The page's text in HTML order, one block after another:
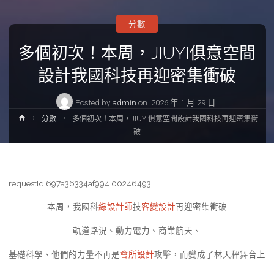
多個初次！本周，JIUYI俱意空間
設計我國科技再迎密集衝破
Posted by admin on 2026 年 1 月 29 日
分數
Home分數
多個初次！本周，JIUYI俱意空間設計我國科技再迎密集衝
破
requestId:697a36334af994.00246493.
本周，我國科綠設計師技客變設計再迎密集衝破
軌道路況、動力電力、商業航天、
基礎科學、他們的力量不再是會所設計攻擊，而變成了林天秤舞台上